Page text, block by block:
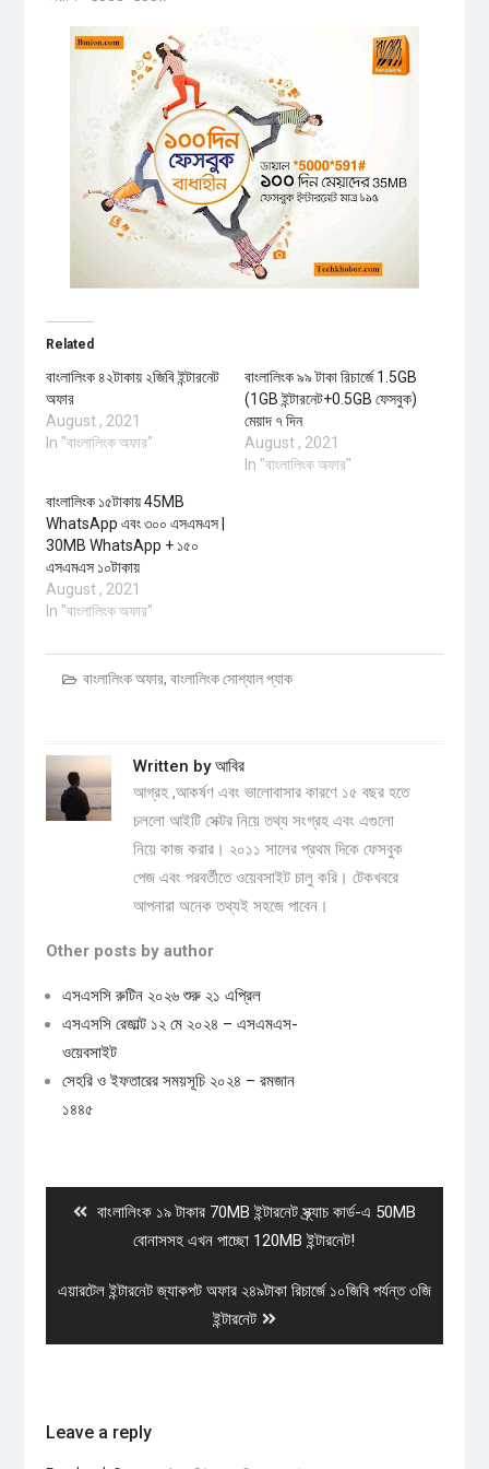
Related
বাংলালিংক ৪২টাকায় ২জিবি ইন্টারনেট
অফার
August , 2021
In "বাংলালিংক অফার"
বাংলালিংক ৯৯ টাকা রিচার্জে 1.5GB
(1GB ইন্টারনেট+0.5GB ফেসবুক)
মেয়াদ ৭ দিন
August , 2021
In "বাংলালিংক অফার"
বাংলালিংক ১৫টাকায় 45MB
WhatsApp এবং ৩০০ এসএমএস |
30MB WhatsApp + ১৫০
এসএমএস ১০টাকায়
August , 2021
In "বাংলালিংক অফার"
বাংলালিংক অফার, বাংলালিংক সোশ্যাল প্যাক
Written byআবির
আগ্রহ ,আকর্ষণ এবং ভালোবাসার কারণে ১৫ বছর হতে
চললো আইটি সেক্টর নিয়ে তথ্য সংগ্রহ এবং এগুলো
নিয়ে কাজ করার। ২০১১ সালের প্রথম দিকে ফেসবুক
পেজ এবং পরবর্তীতে ওয়েবসাইট চালু করি। টেকখবরে
আপনারা অনেক তথ্যই সহজে পাবেন।
Other posts by author
এসএসসি রুটিন ২০২৬ শুরু ২১ এপ্রিল
এসএসসি রেজাল্ট ১২ মে ২০২৪ – এসএমএস-
ওয়েবসাইট
সেহরি ও ইফতারের সময়সূচি ২০২৪ – রমজান
১৪৪৫
Previous
বাংলালিংক ১৯ টাকার 70MB ইন্টারনেট স্ক্র্যাচ কার্ড-এ 50MB
বোনাসসহ এখন পাচ্ছো 120MB ইন্টারনেট!
Next
এয়ারটেল ইন্টারনেট জ্যাকপট অফার ২৪৯টাকা রিচার্জে ১০জিবি পর্যন্ত ৩জি
ইন্টারনেট
Leave a reply